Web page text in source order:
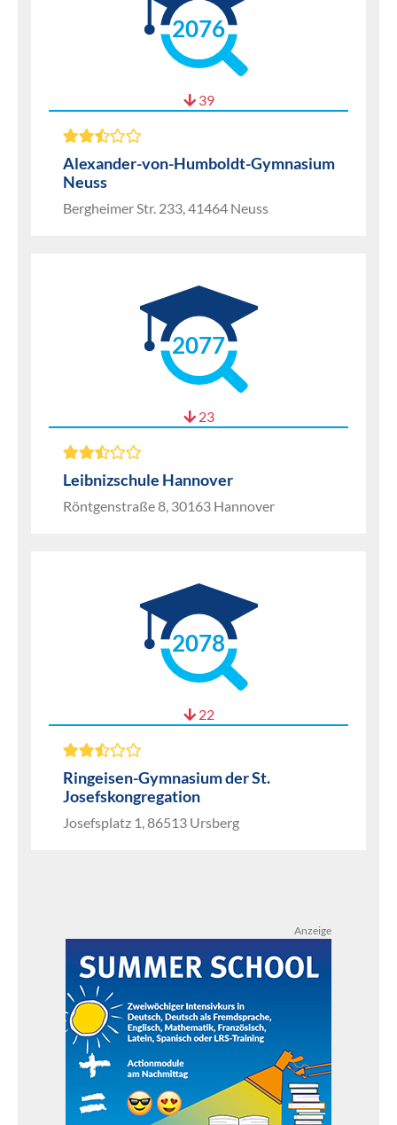
2076
39
Alexander-von-Humboldt-Gymnasium
Neuss
Bergheimer Str. 233, 41464 Neuss
2077
23
Leibnizschule Hannover
Röntgenstraße 8, 30163 Hannover
2078
22
Ringeisen-Gymnasium der St.
Josefskongregation
Josefsplatz 1, 86513 Ursberg
Anzeige